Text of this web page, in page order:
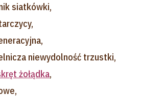
siatkówki,
niewydolność trzustki,
żołądka,